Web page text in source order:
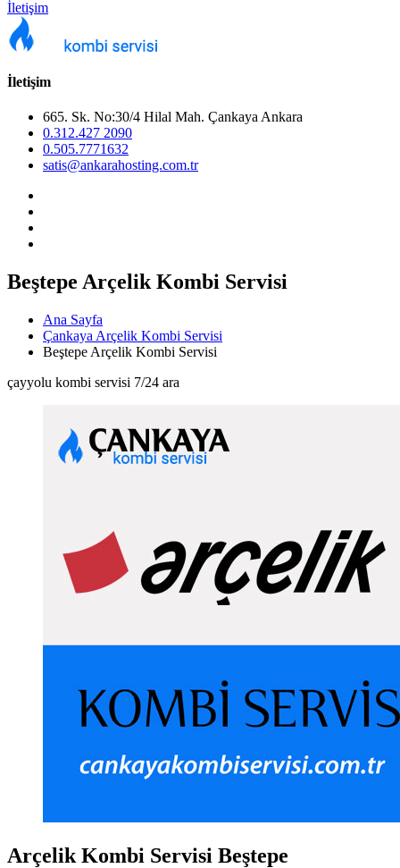
İletişim
İletişim
665. Sk. No:30/4 Hilal Mah. Çankaya Ankara
0.312.427 2090
0.505.7771632
satis@ankarahosting.com.tr
Beştepe Arçelik Kombi Servisi
Ana Sayfa
Çankaya Arçelik Kombi Servisi
Beştepe Arçelik Kombi Servisi
çayyolu kombi servisi 7/24 ara
Arçelik Kombi Servisi Beştepe